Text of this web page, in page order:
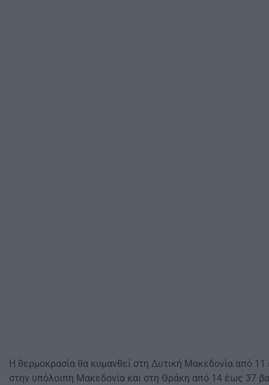
Η θερμοκρασία θα κυμανθεί στη Δυτική Μακεδονία από
στην υπόλοιπη Μακεδονία και στη Θράκη από 14 έως 37